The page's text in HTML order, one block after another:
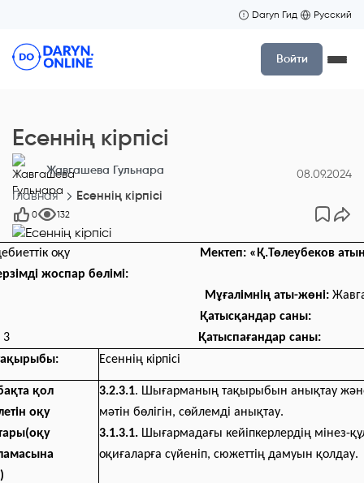
Daryn Гид Русский
Войти
Есеннің кірпісі
Жавгашева Гульнара 08.09.2024
Главная Есеннің кірпісі
0 132
оқу
Мектеп: «Қ.Төлеубеков
жоспар бөлімі:
Мұғалімнің аты-жөні:
Қатысқандар саны:
3
Қатыспағандар саны:
Есеннің кірпісі
қол
оқу
3.2.3.1. Шығарманың тақырыбын анықтау және
мәтін бөлігін, сөйлемді анықтау.
3.1.3.1. Шығармадағы кейіпкерлердің мінез-
оқиғаларға сүйеніп, сюжеттің дамуын қолдау.